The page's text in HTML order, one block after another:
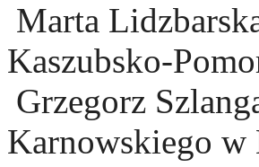
Marta
Kaszubsko-
Grzegorz
Karnowskiego